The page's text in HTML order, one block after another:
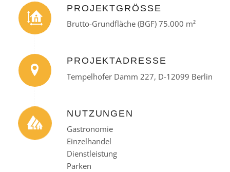
PROJEKTGRÖSSE
Brutto-Grundfläche (BGF) 75.000 m²
PROJEKTADRESSE
Tempelhofer Damm 227, D-12099 Berlin
NUTZUNGEN
Gastronomie
Einzelhandel
Dienstleistung
Parken